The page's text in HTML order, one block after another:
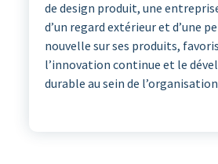
de design produit, une
d’un regard extérieur et d’une
nouvelle sur ses produits,
l’innovation continue et le
durable au sein de